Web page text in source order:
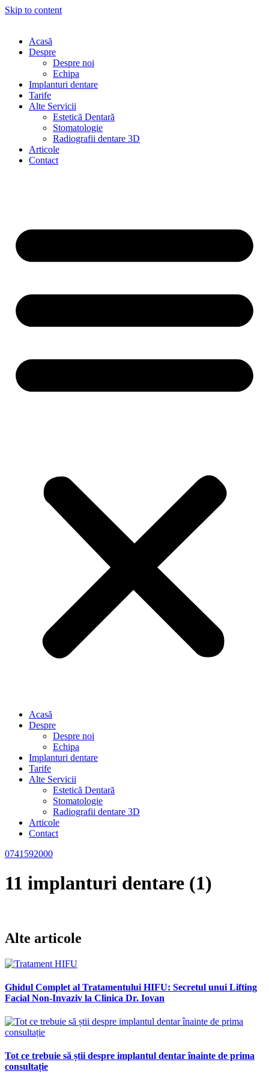
Skip to content
Acasă
Despre
Despre noi
Echipa
Implanturi dentare
Tarife
Alte Servicii
Estetică Dentară
Stomatologie
Radiografii dentare 3D
Articole
Contact
Acasă
Despre
Despre noi
Echipa
Implanturi dentare
Tarife
Alte Servicii
Estetică Dentară
Stomatologie
Radiografii dentare 3D
Articole
Contact
0741592000
11 implanturi dentare (1)
Alte articole
Ghidul Complet al Tratamentului HIFU: Secretul unui Lifting
Facial Non-Invaziv la Clinica Dr. Iovan
Tot ce trebuie să știi despre implantul dentar înainte de prima
consultație